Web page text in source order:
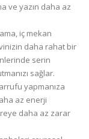
ve yazın daha az
iç mekan
daha rahat bir
serin
sağlar.
yapmanıza
az enerji
daha az zarar